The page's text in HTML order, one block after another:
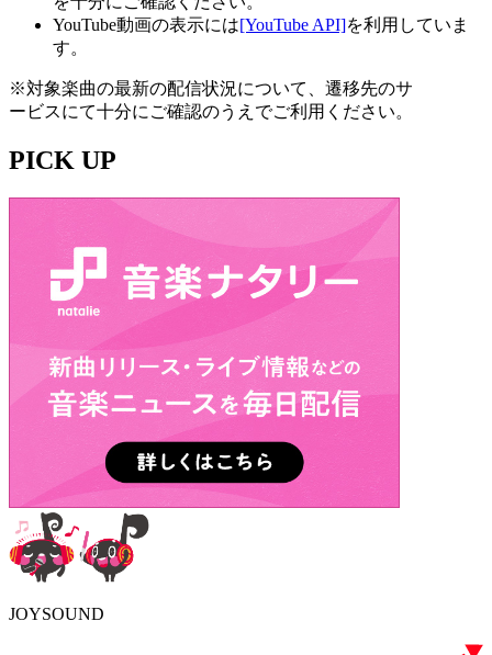
YouTube動画の表示には[YouTube API]を利用していま
す。
※対象楽曲の最新の配信状況について、遷移先のサ
ービスにて十分にご確認のうえでご利用ください。
PICK UP
JOYSOUND